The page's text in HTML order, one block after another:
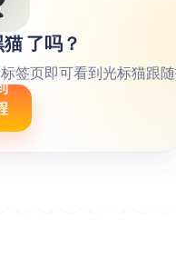
了吗？
签页即可看到光标猫跟